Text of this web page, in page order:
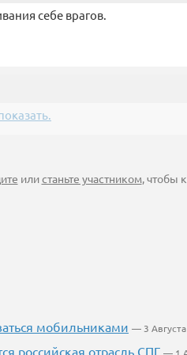
себе врагов.
илистаньте участником, чтобы
мобильниками — 3 Августа
российская отрасль СПГ